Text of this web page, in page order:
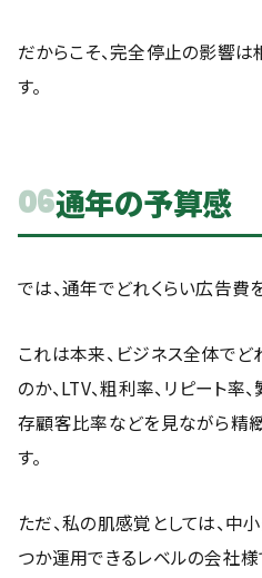
だからこそ、完全停止の影響
す。
06通年の予算感
では、通年でどれくらい広告費
これは本来、ビジネス全体で
のか、LTV、粗利率、リピート
存顧客比率などを見ながら精
す。
ただ、私の肌感覚としては、中
つか運用できるレベルの会社